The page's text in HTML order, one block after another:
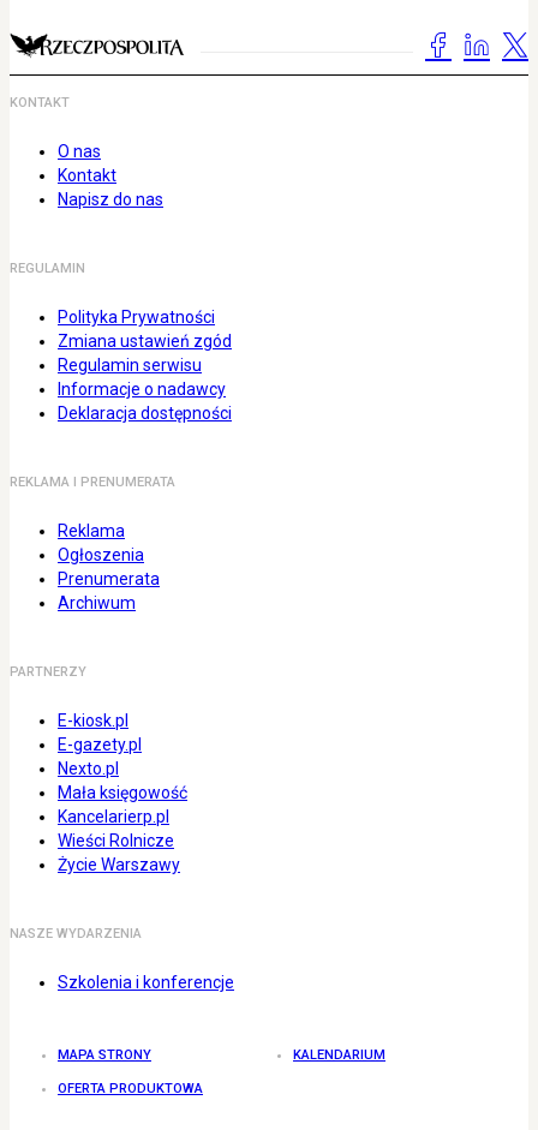
KONTAKT
O nas
Kontakt
Napisz do nas
REGULAMIN
Polityka Prywatności
Zmiana ustawień zgód
Regulamin serwisu
Informacje o nadawcy
Deklaracja dostępności
REKLAMA I PRENUMERATA
Reklama
Ogłoszenia
Prenumerata
Archiwum
PARTNERZY
E-kiosk.pl
E-gazety.pl
Nexto.pl
Mała księgowość
Kancelarierp.pl
Wieści Rolnicze
Życie Warszawy
NASZE WYDARZENIA
Szkolenia i konferencje
MAPA STRONY KALENDARIUM
OFERTA PRODUKTOWA